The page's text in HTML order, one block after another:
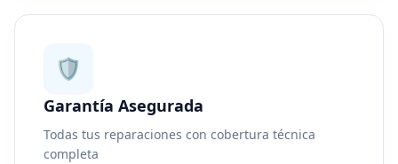
🛡️
Garantía Asegurada
Todas tus reparaciones con cobertura técnica
completa